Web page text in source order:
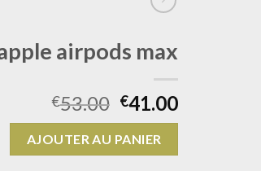
airpods max
€53.00 €41.00
AJOUTER AU PANIER